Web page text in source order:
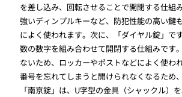
を差し込み、回転させることで開閉する仕組
強いディンプルキーなど、防犯性能の高い鍵
によく使われます。次に、「ダイヤル錠」で
数の数字を組み合わせて開閉する仕組みです
ないため、ロッカーやポストなどによく使わ
番号を忘れてしまうと開けられなくなるため
「南京錠」は、U字型の金具（シャックル）